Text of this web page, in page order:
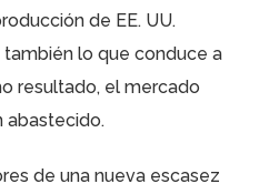
de EE. UU.
lo que conduce a
resultado, el mercado
abastecido.
de una nueva escasez